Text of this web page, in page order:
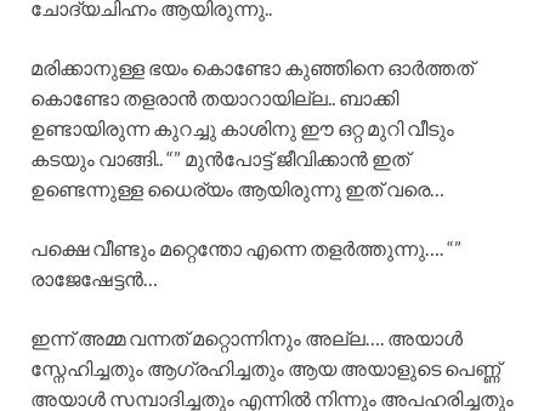
ചോദ്യചിഹ്നം ആയിരുന്നു..
മരിക്കാനുള്ള ഭയം കൊണ്ടോ കുഞ്ഞിനെ ഓർത്തത്
കൊണ്ടോ തളരാൻ തയാറായില്ല.. ബാക്കി
ഉണ്ടായിരുന്ന കുറച്ചു കാശിനു ഈ ഒറ്റ മുറി വീടും
കടയും വാങ്ങി.. “” മുൻപോട്ട് ജീവിക്കാൻ ഇത്
ഉണ്ടെന്നുള്ള ധൈര്യം ആയിരുന്നു ഇത് വരെ…
പക്ഷെ വീണ്ടും മറ്റെന്തോ എന്നെ തളർത്തുന്നു…. “”
രാജേഷേട്ടൻ…
ഇന്ന് അമ്മ വന്നത് മറ്റൊന്നിനും അല്ല…. അയാൾ
സ്നേഹിച്ചതും ആഗ്രഹിച്ചതും ആയ അയാളുടെ പെണ്ണ്
അയാൾ സമ്പാദിച്ചതും എന്നിൽ നിന്നും അപഹരിച്ചതും